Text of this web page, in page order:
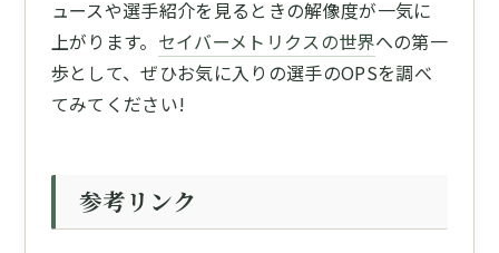
ュースや選手紹介を見るときの解像度が一気に
上がります。 セイバーメトリクスの世界への第一
歩として、ぜひお気に入りの選手のOPSを調べ
てみてください!
参考リンク